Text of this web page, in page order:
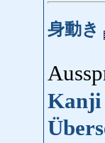
身動き
Kanji